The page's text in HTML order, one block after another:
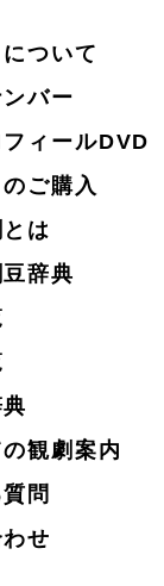
ついて
バー
ィールDVD
ご購入
は
辞典
観劇案内
問
せ